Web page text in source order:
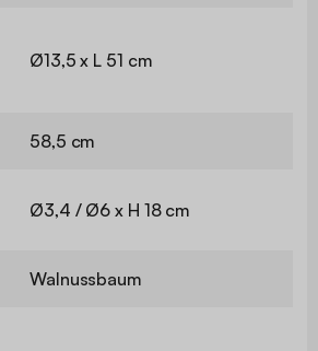
Ø13,5 x L 51 cm
58,5 cm
Ø3,4 / Ø6 x H 18 cm
Walnussbaum